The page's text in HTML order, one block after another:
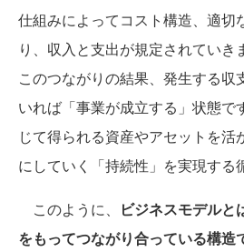
仕組みによってコスト構造、適切
り、収入と支出が規定されていき
このつながりの結果、発生する収
いれば「事業が成立する」状態で
じて得られる資産やアセットを活
にしていく「持続性」を実現する
このように、
ビジネスモデルと
をもってつながり合っている構造